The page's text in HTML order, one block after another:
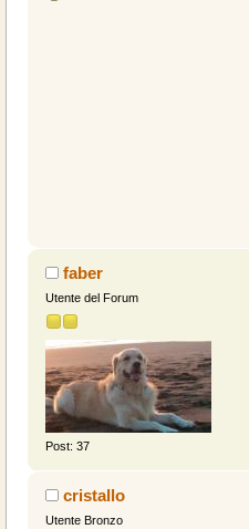
faber
Utente del Forum
Post: 37
cristallo
Utente Bronzo